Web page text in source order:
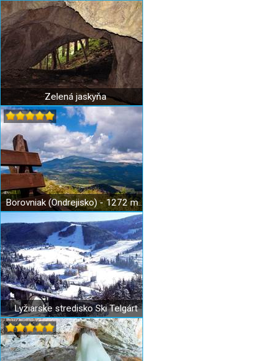
Zelená jaskyňa
Borovniak (Ondrejisko) - 1272 m n. m.
Lyžiarske stredisko Ski Telgárt